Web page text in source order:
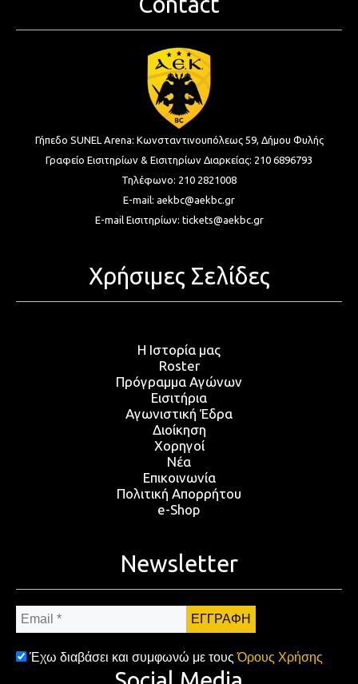
Γήπεδο SUNEL Arena: Κωνσταντινουπόλεως 59, Δήμου Φυλής
Γραφείο Εισιτηρίων & Εισιτηρίων Διαρκείας: 210 6896793
Τηλέφωνο: 210 2821008
E-mail: aekbc@aekbc.gr
E-mail Εισιτηρίων: tickets@aekbc.gr
Χρήσιμες Σελίδες
Η Ιστορία μας
Roster
Πρόγραμμα Αγώνων
Εισιτήρια
Αγωνιστική Έδρα
Διοίκηση
Χορηγοί
Νέα
Επικοινωνία
Πολιτική Απορρήτου
e-Shop
Newsletter
Email
*
Έχω διαβάσει και συμφωνώ με τουςΌρους Χρήσης